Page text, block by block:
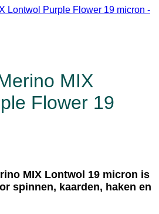
MIX
Flower 19
MIX Lontwol 19 micron is
spinnen, kaarden, haken en